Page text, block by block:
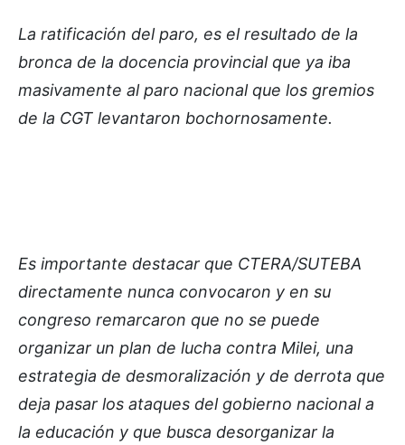
La ratificación del paro, es el resultado de la
bronca de la docencia provincial que ya iba
masivamente al paro nacional que los gremios
de la CGT levantaron bochornosamente.
Es importante destacar que CTERA/SUTEBA
directamente nunca convocaron y en su
congreso remarcaron que no se puede
organizar un plan de lucha contra Milei, una
estrategia de desmoralización y de derrota que
deja pasar los ataques del gobierno nacional a
la educación y que busca desorganizar la